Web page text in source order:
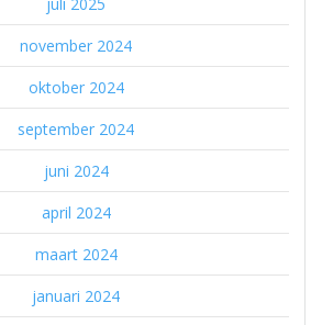
november 2024
oktober 2024
september 2024
juni 2024
april 2024
maart 2024
januari 2024